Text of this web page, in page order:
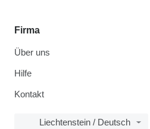
Firma
Über uns
Hilfe
Kontakt
Liechtenstein / Deutsch